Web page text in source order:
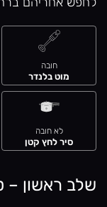
חובה
מוט בלנדר
לא חובה
סיר לחץ קטן
שלב ראשון –